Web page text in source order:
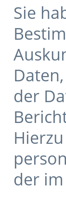
Sie
der
der